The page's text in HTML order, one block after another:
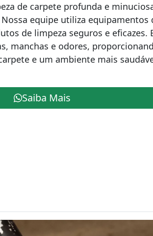
de carpete profunda e
Nossa equipe utiliza equipamentos
de limpeza seguros e eficazes.
manchas e odores,
e um ambiente mais
Saiba Mais